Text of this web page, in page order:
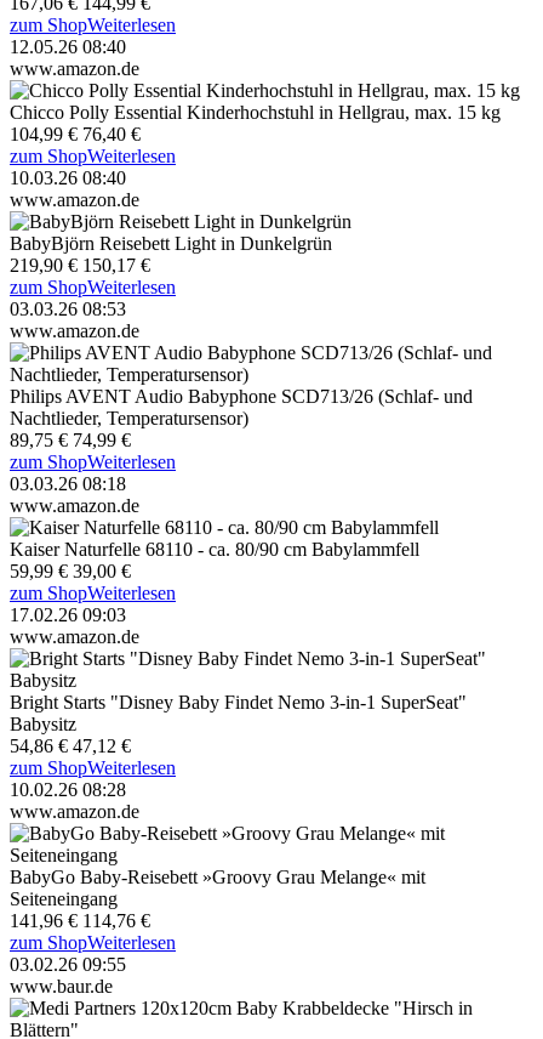
zum ShopWeiterlesen
12.05.26 08:40
www.amazon.de
Chicco Polly Essential Kinderhochstuhl in Hellgrau, max. 15 kg
104,99 € 76,40 €
zum ShopWeiterlesen
10.03.26 08:40
www.amazon.de
BabyBjörn Reisebett Light in Dunkelgrün
219,90 € 150,17 €
zum ShopWeiterlesen
03.03.26 08:53
www.amazon.de
Philips AVENT Audio Babyphone SCD713/26 (Schlaf- und
Nachtlieder, Temperatursensor)
89,75 € 74,99 €
zum ShopWeiterlesen
03.03.26 08:18
www.amazon.de
Kaiser Naturfelle 68110 - ca. 80/90 cm Babylammfell
59,99 € 39,00 €
zum ShopWeiterlesen
17.02.26 09:03
www.amazon.de
Bright Starts "Disney Baby Findet Nemo 3-in-1 SuperSeat"
Babysitz
54,86 € 47,12 €
zum ShopWeiterlesen
10.02.26 08:28
www.amazon.de
BabyGo Baby-Reisebett »Groovy Grau Melange« mit
Seiteneingang
141,96 € 114,76 €
zum ShopWeiterlesen
03.02.26 09:55
www.baur.de